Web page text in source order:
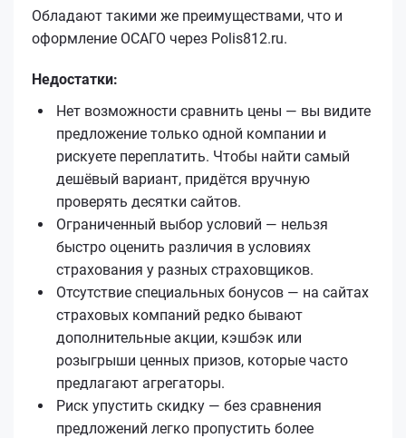
Обладают такими же преимуществами, что и
оформление ОСАГО через Polis812.ru.
Недостатки:
Нет возможности сравнить цены — вы видите
предложение только одной компании и
рискуете переплатить. Чтобы найти самый
дешёвый вариант, придётся вручную
проверять десятки сайтов.
Ограниченный выбор условий — нельзя
быстро оценить различия в условиях
страхования у разных страховщиков.
Отсутствие специальных бонусов — на сайтах
страховых компаний редко бывают
дополнительные акции, кэшбэк или
розыгрыши ценных призов, которые часто
предлагают агрегаторы.
Риск упустить скидку — без сравнения
предложений легко пропустить более